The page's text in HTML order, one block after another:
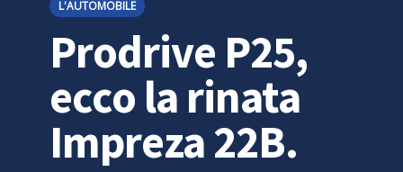
L'AUTOMOBILE
Prodrive P25,
ecco la rinata
Impreza 22B.